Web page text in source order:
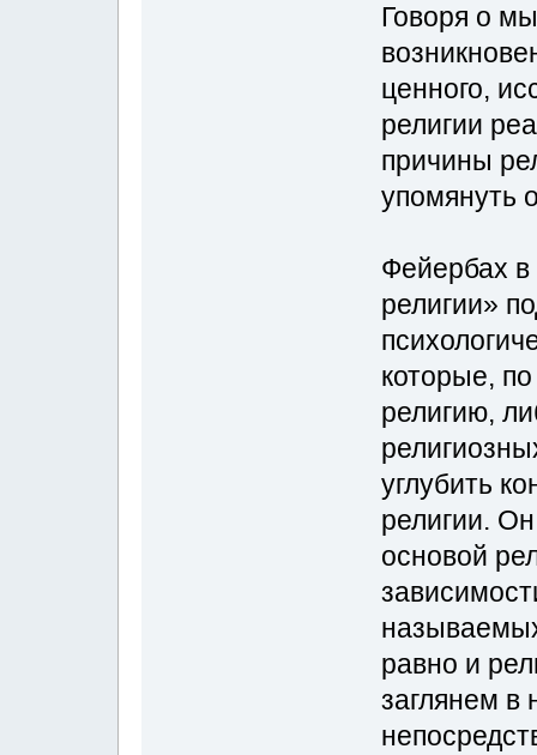
Говоря о
ценного,
религии
причины
упомянуть
Фейербах в
религии»
которые,
религию,
углубить
религии.
основой
равно и
заглянем в